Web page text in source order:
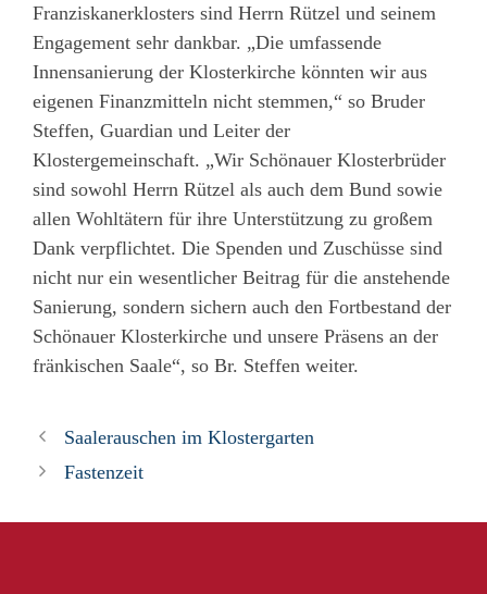
Franziskanerklosters sind Herrn Rützel und seinem
Engagement sehr dankbar. „Die umfassende
Innensanierung der Klosterkirche könnten wir aus
eigenen Finanzmitteln nicht stemmen,“ so Bruder
Steffen, Guardian und Leiter der
Klostergemeinschaft. „Wir Schönauer Klosterbrüder
sind sowohl Herrn Rützel als auch dem Bund sowie
allen Wohltätern für ihre Unterstützung zu großem
Dank verpflichtet. Die Spenden und Zuschüsse sind
nicht nur ein wesentlicher Beitrag für die anstehende
Sanierung, sondern sichern auch den Fortbestand der
Schönauer Klosterkirche und unsere Präsens an der
fränkischen Saale“, so Br. Steffen weiter.
Saalerauschen im Klostergarten
Fastenzeit